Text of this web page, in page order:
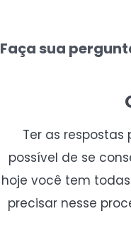
Faça sua
Ter as
possível de se
hoje você tem
precisar nesse